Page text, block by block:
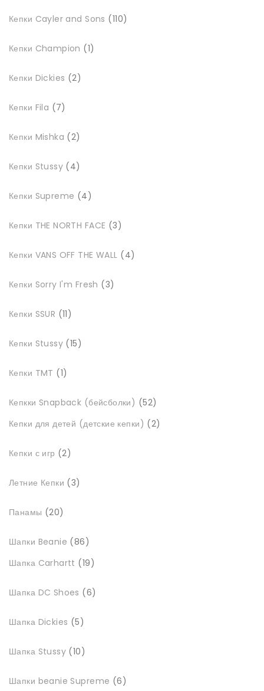
Кепки Cayler and Sons 110товарів
Кепки Champion 1товар
Кепки Dickies 2товари
Кепки Fila 7товарів
Кепки Mishka 2товари
Кепки Stussy 4товари
Кепки Supreme 4товари
Кепки THE NORTH FACE 3товари
Кепки VANS OFF THE WALL 4товари
Кепки Sorry I'm Fresh 3товари
Кепки SSUR 11товарів
Кепки Stussy 15товарів
Кепки TMT 1товар
Кепкки Snapback (бейсболки) 52товари
Кепки для детей (детские кепки)
22
Кепки с игр
2товари
Летние Кепки 3товари
Панамы 20товарів
Шапки Beanie 86товарів
Шапка Carhartt
1919
Шапка DC Shoes
6товарів
Шапка Dickies 5товарів
Шапка Stussy 10товарів
Шапки beanie Supreme 6товарів